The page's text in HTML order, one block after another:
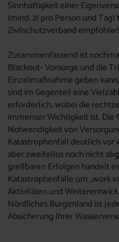
Sinnhaftigkeit einer
(mind. 2l pro Person und
Zivilschutzverband
Zusammenfassend ist
Blackout- Vorsorge und die
Einzelmaßnahme geben
sind im Gegenteil eine
erforderlich, wobei die
immenser Wichtigkeit ist. Die
Notwendigkeit von
Katastrophenfall deutlich vor
aber zweifellos noch nicht
greifbaren Erfolgen handelt
Katastrophenfälle um „work
Aktivitäten und
Nördliches Burgenland ist
Absicherung Ihrer